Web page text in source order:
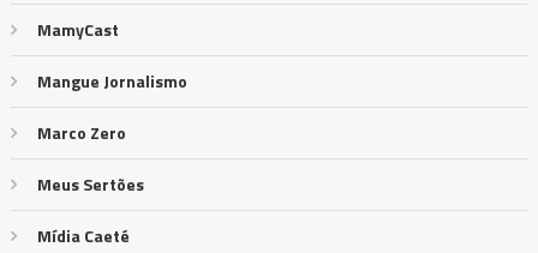
MamyCast
Mangue Jornalismo
Marco Zero
Meus Sertões
Mídia Caeté